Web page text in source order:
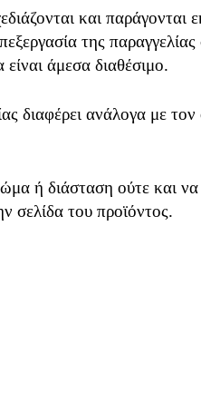
και παράγονται
της
άμεσα διαθέσιμο.
διαφέρει ανάλογα με
ή διάσταση ούτε και
σελίδα του προϊόντος.